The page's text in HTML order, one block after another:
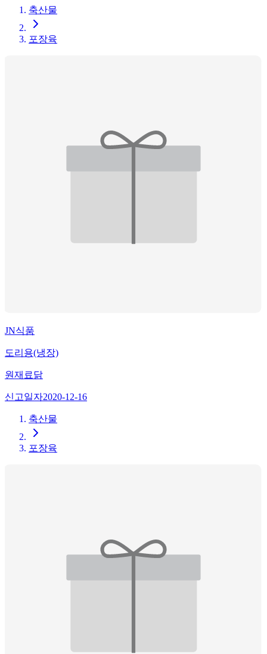
축산물
포장육
JN식품
도리용(냉장)
원재료닭
신고일자2020-12-16
축산물
포장육